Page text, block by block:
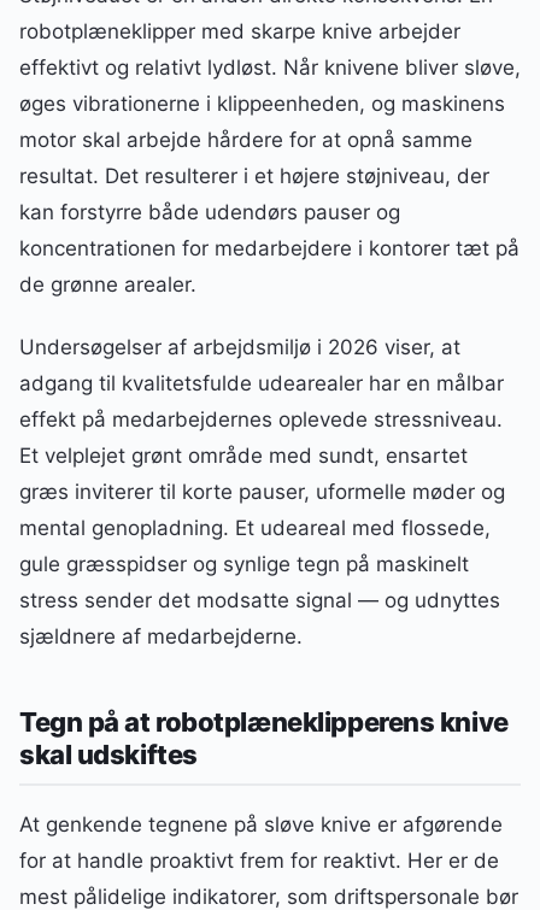
robotplæneklipper med skarpe knive arbejder
effektivt og relativt lydløst. Når knivene bliver sløve,
øges vibrationerne i klippeenheden, og maskinens
motor skal arbejde hårdere for at opnå samme
resultat. Det resulterer i et højere støjniveau, der
kan forstyrre både udendørs pauser og
koncentrationen for medarbejdere i kontorer tæt på
de grønne arealer.
Undersøgelser af arbejdsmiljø i 2026 viser, at
adgang til kvalitetsfulde udearealer har en målbar
effekt på medarbejdernes oplevede stressniveau.
Et velplejet grønt område med sundt, ensartet
græs inviterer til korte pauser, uformelle møder og
mental genopladning. Et udeareal med flossede,
gule græsspidser og synlige tegn på maskinelt
stress sender det modsatte signal — og udnyttes
sjældnere af medarbejderne.
Tegn på at robotplæneklipperens knive
skal udskiftes
At genkende tegnene på sløve knive er afgørende
for at handle proaktivt frem for reaktivt. Her er de
mest pålidelige indikatorer, som driftspersonale bør